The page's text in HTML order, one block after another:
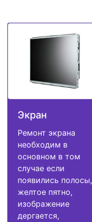
Экран
Ремонт экрана
необходим в
основном в том
случае если
появились полосы,
желтое пятно,
изображение
дергается,